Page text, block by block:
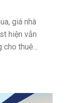
giá nhà
hiện vẫn
thuê...